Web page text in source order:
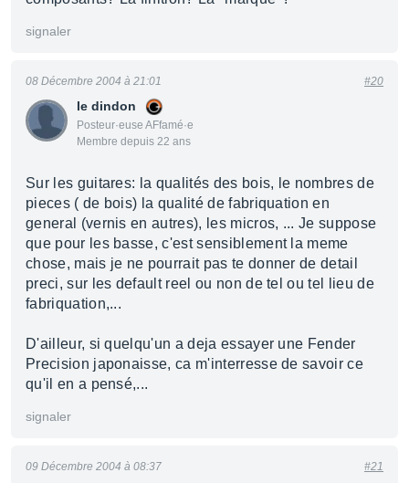
signaler
le dindon
Posteur·euse AFfamé·e
Membre depuis 22 ans
08 Décembre 2004 à 21:01 #20
Sur les guitares: la qualités des bois, le nombres de
pieces ( de bois) la qualité de fabriquation en
general (vernis en autres), les micros, ... Je suppose
que pour les basse, c'est sensiblement la meme
chose, mais je ne pourrait pas te donner de detail
preci, sur les default reel ou non de tel ou tel lieu de
fabriquation,...
D'ailleur, si quelqu'un a deja essayer une Fender
Precision japonaisse, ca m'interresse de savoir ce
qu'il en a pensé,...
signaler
09 Décembre 2004 à 08:37 #21